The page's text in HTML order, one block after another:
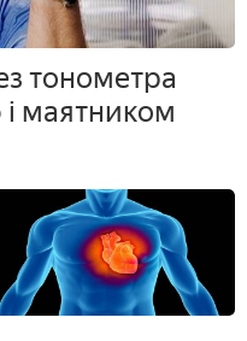
тонометра
і маятником